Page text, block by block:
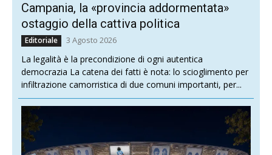
Campania, la «provincia addormentata»
ostaggio della cattiva politica
Editoriale 3 Agosto 2026
La legalità è la precondizione di ogni autentica
democrazia La catena dei fatti è nota: lo scioglimento per
infiltrazione camorristica di due comuni importanti, per...